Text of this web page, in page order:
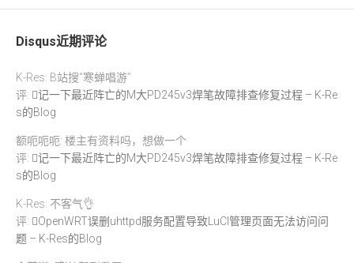
Disqus近期评论
K-Res: B站搜“寒蝉唱游”
评:
记一下最近阵亡的M大PD245v3焊笔故障排查修复过程 – K-Re
s的Blog
额呃呃呃: 楼主有资料吗，想做一个
评:
记一下最近阵亡的M大PD245v3焊笔故障排查修复过程 – K-Re
s的Blog
K-Res: 不客气👌
评:
OpenWRT误删uhttpd服务配置导致LuCI管理页面无法访问问
题 – K-Res的Blog